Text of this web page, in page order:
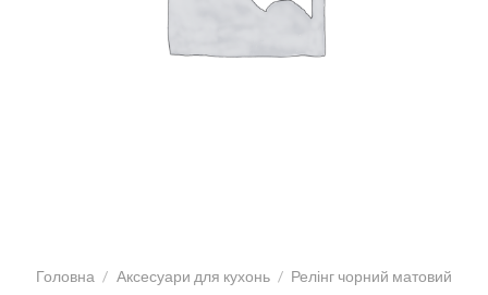
Головна / Аксесуари для кухонь / Релінг чорний матовий